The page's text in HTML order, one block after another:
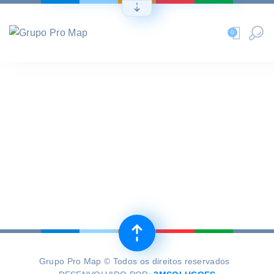
0
Grupo Pro Map © Todos os direitos reservados